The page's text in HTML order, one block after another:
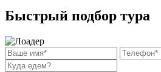
Быстрый подбор тура